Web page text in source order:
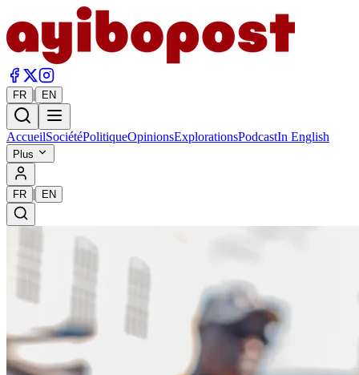
FR | EN
AccueilSociétéPolitiqueOpinionsExplorationsPodcastIn English
Plus
FR | EN